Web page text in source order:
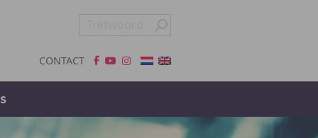
CONTACT